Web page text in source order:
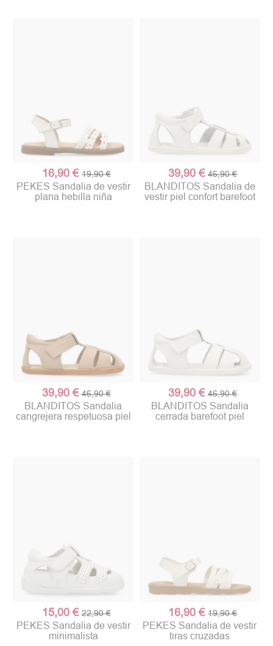
16,90 € 19,90 €
PEKES Sandalia de vestir
plana hebilla niña
39,90 € 46,90 €
BLANDITOS Sandalia de
vestir piel confort barefoot
39,90 € 46,90 €
BLANDITOS Sandalia
cangrejera respetuosa piel
39,90 € 46,90 €
BLANDITOS Sandalia
cerrada barefoot piel
15,00 € 22,90 €
PEKES Sandalia de vestir
minimalista
16,90 € 19,90 €
PEKES Sandalia de vestir
tiras cruzadas